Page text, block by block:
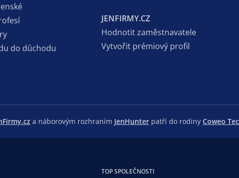
do důchodu
JENFIRMY.CZ
Hodnotit zaměstnavatele
Vytvořit prémiový profil
a náborovým rozhraním JenHunter patří do rodiny Coweo
TOP SPOLEČNOSTI